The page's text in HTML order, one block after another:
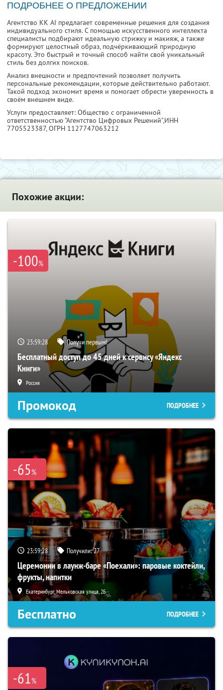
ПОДРОБНЕЕ О ПРЕДЛОЖЕНИИ
Агентство KK AI предлагает современные решения для создания
индивидуального стиля. С помощью искусственного интеллекта
специалисты подбирают идеальную стрижку и макияж, а также
формируют целостный образ, подчёркивающий природную
красоту. Это быстрый и точный способ найти свой уникальный
стиль без долгих поисков.
Анализ внешности и предпочтений позволяет получить
персональные рекомендации, которые действительно работают.
Такой подход экономит время и помогает обрести уверенность в
своём внешнем виде.
Услуги предоставляет: Общество с ограниченной
ответственностью "Агентство Цифровых Решений",ИНН
7705523387, ОГРН 1127747063212
Похожие акции:
-100%
23:59:27 Получи первым!
Бесплатный доступ до 45 дней к сервису «Яндекс
Книги»
Россия
Промокод ПОДРОБНЕЕ
-65%
23:59:27 Получили:27
Церемонии в лаунж-баре «Поехали»: паровые коктейли,
фрукты, напитки
Екатеринбург, Мельковская улица, 2Б
Бесплатно ПОДРОБНЕЕ
-61%